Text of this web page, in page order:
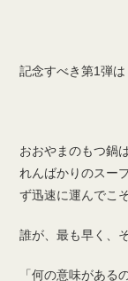
記念すべき第1弾は
おおやまのもつ鍋
れんばかりのスー
ず迅速に運んでこ
誰が、最も早く、
「何の意味がある